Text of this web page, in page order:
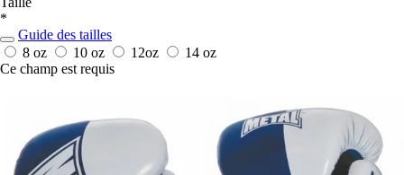
*
Guide des tailles
8 oz
10 oz 12oz
14 oz
Ce champ est requis